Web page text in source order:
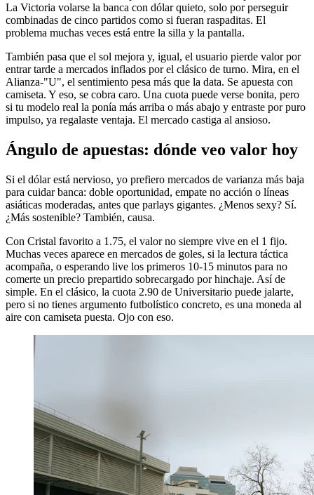
La Victoria volarse la banca con dólar quieto, solo por perseguir
combinadas de cinco partidos como si fueran raspaditas. El
problema muchas veces está entre la silla y la pantalla.
También pasa que el sol mejora y, igual, el usuario pierde valor por
entrar tarde a mercados inflados por el clásico de turno. Mira, en el
Alianza-"U", el sentimiento pesa más que la data. Se apuesta con
camiseta. Y eso, se cobra caro. Una cuota puede verse bonita, pero
si tu modelo real la ponía más arriba o más abajo y entraste por puro
impulso, ya regalaste ventaja. El mercado castiga al ansioso.
Ángulo de apuestas: dónde veo valor hoy
Si el dólar está nervioso, yo prefiero mercados de varianza más baja
para cuidar banca: doble oportunidad, empate no acción o líneas
asiáticas moderadas, antes que parlays gigantes. ¿Menos sexy? Sí.
¿Más sostenible? También, causa.
Con Cristal favorito a 1.75, el valor no siempre vive en el 1 fijo.
Muchas veces aparece en mercados de goles, si la lectura táctica
acompaña, o esperando live los primeros 10-15 minutos para no
comerte un precio prepartido sobrecargado por hinchaje. Así de
simple. En el clásico, la cuota 2.90 de Universitario puede jalarte,
pero si no tienes argumento futbolístico concreto, es una moneda al
aire con camiseta puesta. Ojo con eso.